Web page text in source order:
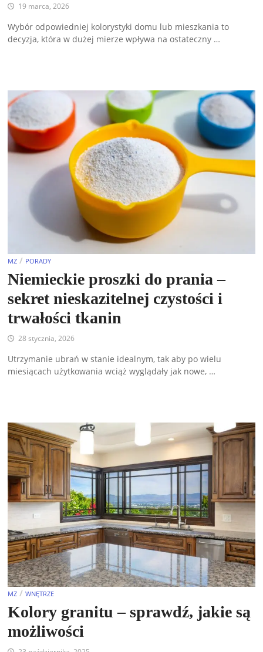
19 marca, 2026
Wybór odpowiedniej kolorystyki domu lub mieszkania to
decyzja, która w dużej mierze wpływa na ostateczny …
MZ / PORADY
Niemieckie proszki do prania –
sekret nieskazitelnej czystości i
trwałości tkanin
28 stycznia, 2026
Utrzymanie ubrań w stanie idealnym, tak aby po wielu
miesiącach użytkowania wciąż wyglądały jak nowe, …
MZ /WNĘTRZE
Kolory granitu – sprawdź, jakie są
możliwości